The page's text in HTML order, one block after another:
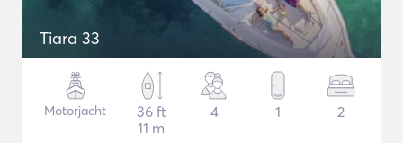
Tiara 33
Motorjacht
36 ft
11 m
4 1 2